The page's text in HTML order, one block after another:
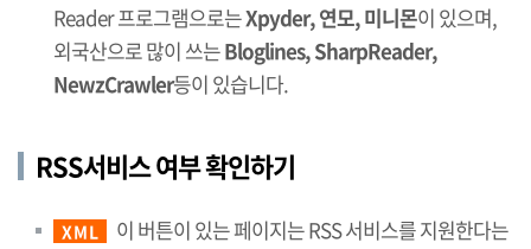
Reader 프로그램으로는Xpyder, 연모, 미니몬이 있으며,
외국산으로 많이 쓰는Bloglines, SharpReader,
NewzCrawler등이 있습니다.
RSS서비스 여부 확인하기
XML
이 버튼이 있는 페이지는 RSS 서비스를 지원한다는